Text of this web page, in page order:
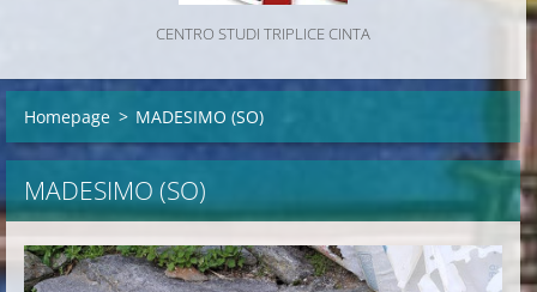
CENTRO STUDI TRIPLICE CINTA
Homepage > MADESIMO (SO)
MADESIMO (SO)